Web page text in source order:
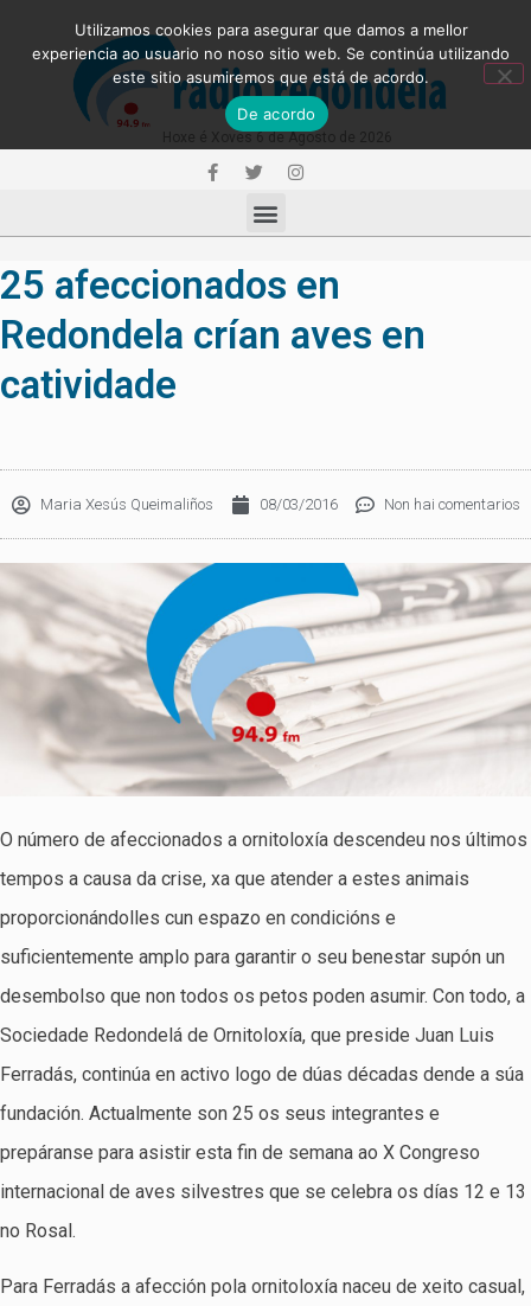
25 afeccionados en
Redondela crían aves en
catividade
Maria Xesús Queimaliños 08/03/2016 Non hai comentarios
O número de afeccionados a ornitoloxía descendeu nos últimos
tempos a causa da crise, xa que atender a estes animais
proporcionándolles cun espazo en condicións e
suficientemente amplo para garantir o seu benestar supón un
desembolso que non todos os petos poden asumir. Con todo, a
Sociedade Redondelá de Ornitoloxía, que preside Juan Luis
Ferradás, continúa en activo logo de dúas décadas dende a súa
fundación. Actualmente son 25 os seus integrantes e
prepáranse para asistir esta fin de semana ao X Congreso
internacional de aves silvestres que se celebra os días 12 e 13
no Rosal.
Para Ferradás a afección pola ornitoloxía naceu de xeito casual,
Utilizamos cookies para asegurar que damos a mellor
experiencia ao usuario no noso sitio web. Se continúa utilizando
este sitio asumiremos que está de acordo.
De acordo